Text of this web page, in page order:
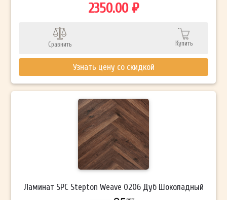
2350.00 ₽
Сравнить Купить
Узнать цену со скидкой
Ламинат SPC Stepton Weave 0206 Дуб Шоколадный